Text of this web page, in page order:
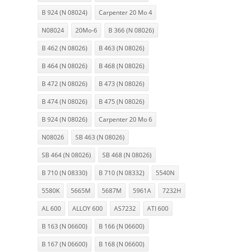
B 924 (N 08024) Carpenter 20 Mo 4
N08024 20Mo-6 B 366 (N 08026)
B 462 (N 08026) B 463 (N 08026)
B 464 (N 08026) B 468 (N 08026)
B 472 (N 08026) B 473 (N 08026)
B 474 (N 08026) B 475 (N 08026)
B 924 (N 08026) Carpenter 20 Mo 6
N08026 SB 463 (N 08026)
SB 464 (N 08026) SB 468 (N 08026)
B 710 (N 08330) B 710 (N 08332) 5540N
5580K 5665M 5687M 5961A 7232H
AL 600 ALLOY 600 AS7232 ATI 600
B 163 (N 06600) B 166 (N 06600)
B 167 (N 06600) B 168 (N 06600)